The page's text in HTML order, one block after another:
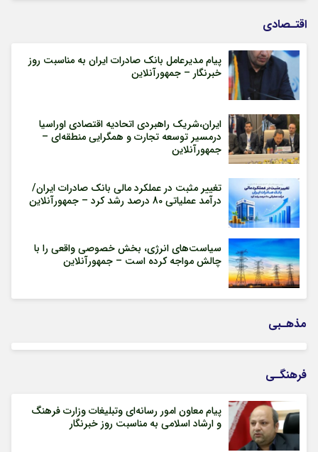
اقتـصادی
پیام مدیرعامل بانک صادرات ایران به مناسبت روز
خبرنگار – جمهورآنلاین
ایران،شریک راهبردی اتحادیه اقتصادی اوراسیا
درمسیر توسعه تجارت و همگرایی منطقه‌ای –
جمهورآنلاین
تغییر مثبت در عملکرد مالی بانک صادرات ایران/
درآمد عملیاتی 80 درصد رشد کرد – جمهورآنلاین
سیاست‌های انرژی، بخش خصوصی واقعی را با
چالش مواجه کرده است – جمهورآنلاین
مذهـبی
فرهنگـی
پیام معاون امور رسانه‌ای وتبلیغات وزارت فرهنگ
و ارشاد اسلامی به مناسبت روز خبرنگار